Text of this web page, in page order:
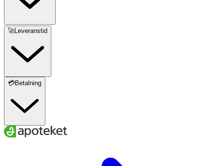
🚀Leveranstid
💳Betalning